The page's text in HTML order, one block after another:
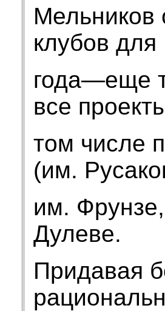
Мельников
клубов
года—еще
все
том числе
(им.
им.
Дулеве.
Придавая